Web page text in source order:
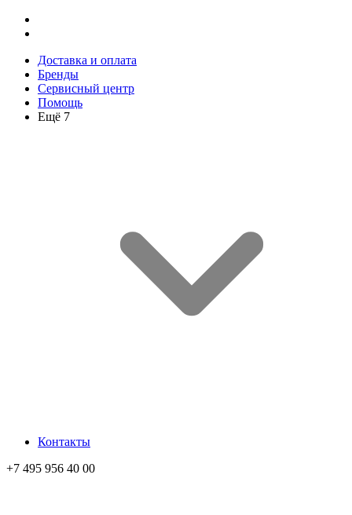
Доставка и оплата
Бренды
Сервисный центр
Помощь
Ещё 7
Контакты
+7 495 956 40 00